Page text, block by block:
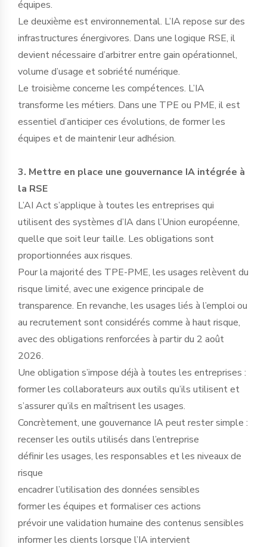
équipes.
Le deuxième est environnemental. L’IA repose sur des
infrastructures énergivores. Dans une logique RSE, il
devient nécessaire d’arbitrer entre gain opérationnel,
volume d’usage et sobriété numérique.
Le troisième concerne les compétences. L’IA
transforme les métiers. Dans une TPE ou PME, il est
essentiel d’anticiper ces évolutions, de former les
équipes et de maintenir leur adhésion.
3. Mettre en place une gouvernance IA intégrée à
la RSE
L’AI Act s’applique à toutes les entreprises qui
utilisent des systèmes d’IA dans l’Union européenne,
quelle que soit leur taille. Les obligations sont
proportionnées aux risques.
Pour la majorité des TPE-PME, les usages relèvent du
risque limité, avec une exigence principale de
transparence. En revanche, les usages liés à l’emploi ou
au recrutement sont considérés comme à haut risque,
avec des obligations renforcées à partir du 2 août
2026.
Une obligation s’impose déjà à toutes les entreprises :
former les collaborateurs aux outils qu’ils utilisent et
s’assurer qu’ils en maîtrisent les usages.
Concrètement, une gouvernance IA peut rester simple :
recenser les outils utilisés dans l’entreprise
définir les usages, les responsables et les niveaux de
risque
encadrer l’utilisation des données sensibles
former les équipes et formaliser ces actions
prévoir une validation humaine des contenus sensibles
informer les clients lorsque l’IA intervient